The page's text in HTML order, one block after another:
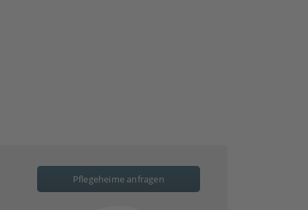
Pflegeheime anfragen